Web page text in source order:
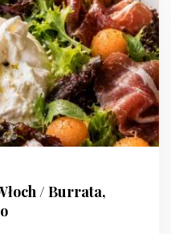
/ Burrata,